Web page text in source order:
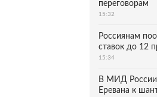
переговорам
15:32
Россиянам
ставок до 12
15:34
В МИД России
Еревана к